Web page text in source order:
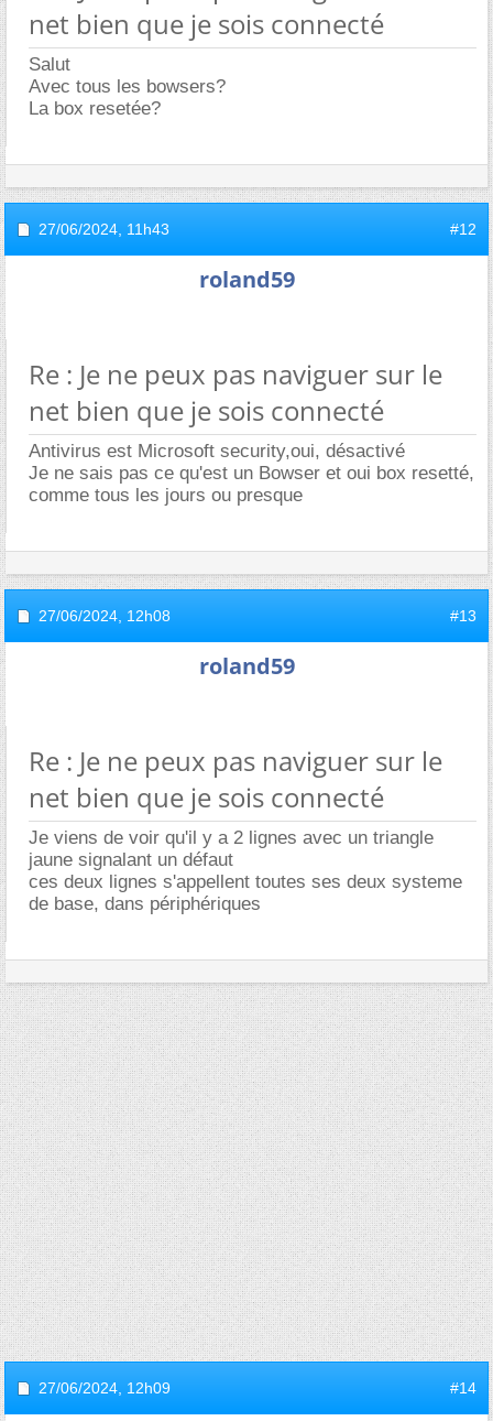
net bien que je sois connecté
Salut
Avec tous les bowsers?
La box resetée?
27/06/2024, 11h43 #12
roland59
Re : Je ne peux pas naviguer sur le
net bien que je sois connecté
Antivirus est Microsoft security,oui, désactivé
Je ne sais pas ce qu'est un Bowser et oui box resetté,
comme tous les jours ou presque
27/06/2024, 12h08 #13
roland59
Re : Je ne peux pas naviguer sur le
net bien que je sois connecté
Je viens de voir qu'il y a 2 lignes avec un triangle
jaune signalant un défaut
ces deux lignes s'appellent toutes ses deux systeme
de base, dans périphériques
27/06/2024, 12h09 #14